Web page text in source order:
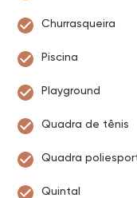
Churrasqueira
Piscina
Playground
Quadra de tênis
Quadra
Quintal